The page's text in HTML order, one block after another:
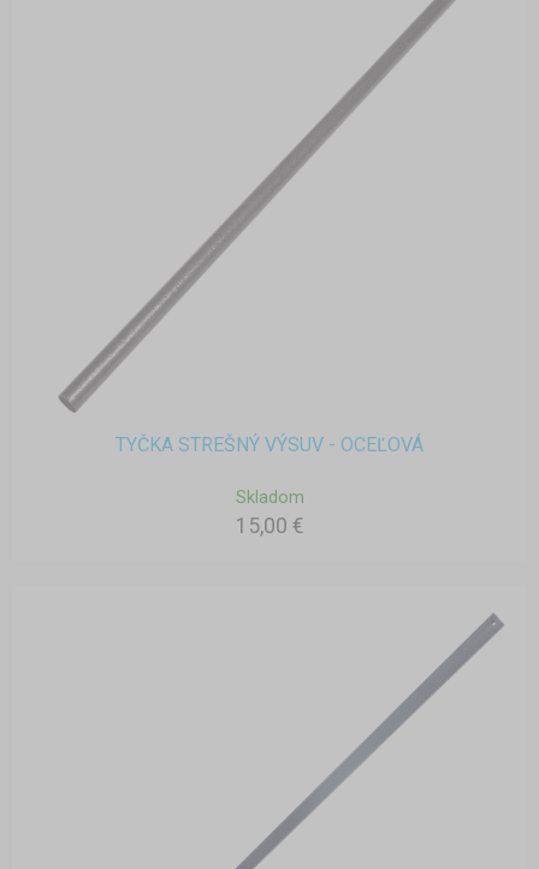
TYČKA STREŠNÝ VÝSUV - OCEĽOVÁ
Skladom
15,00 €